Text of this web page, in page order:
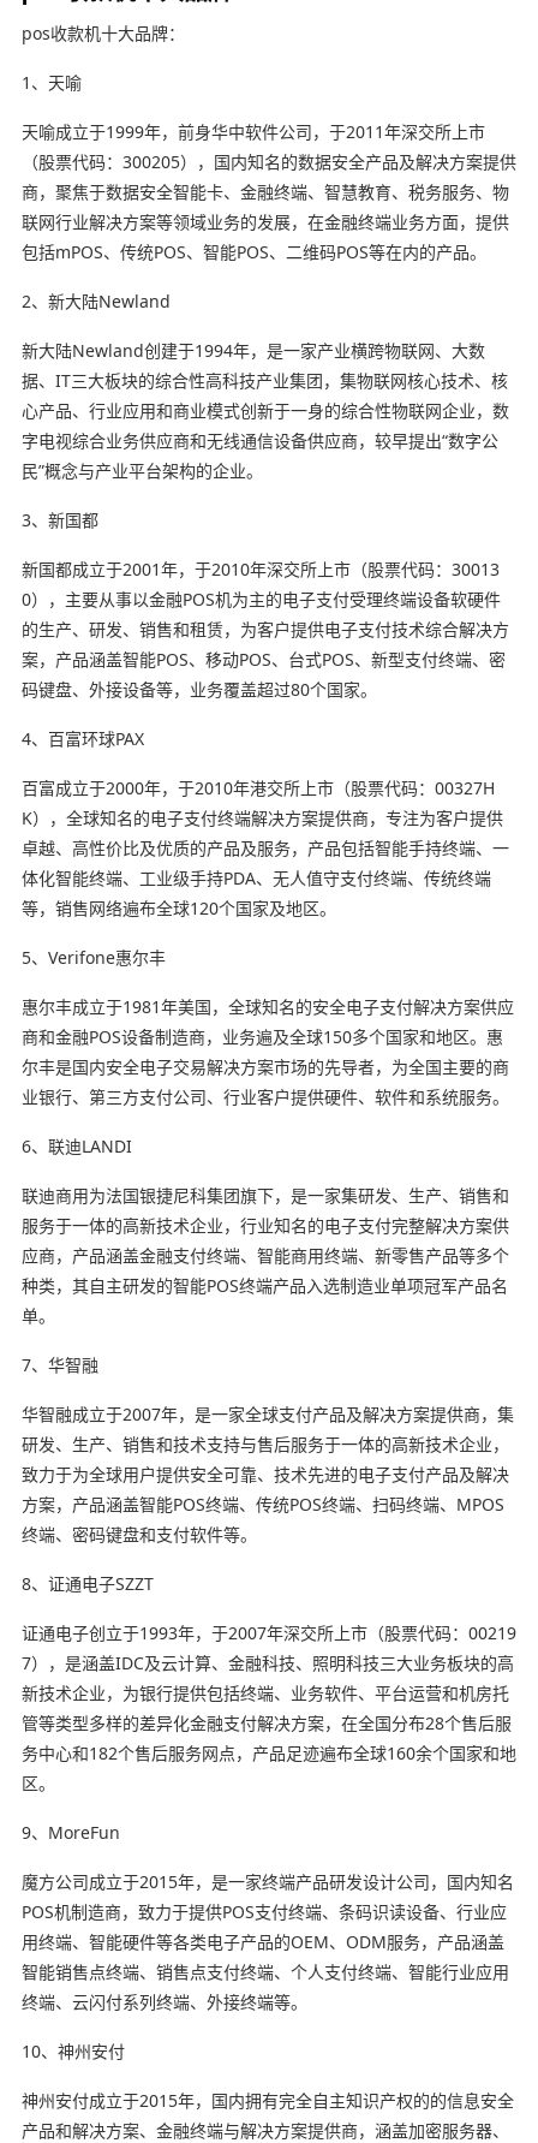
pos收款机十大品牌：
1、天喻
天喻成立于1999年，前身华中软件公司，于2011年深交所上市
（股票代码：300205），国内知名的数据安全产品及解决方案提供
商，聚焦于数据安全智能卡、金融终端、智慧教育、税务服务、物
联网行业解决方案等领域业务的发展，在金融终端业务方面，提供
包括mPOS、传统POS、智能POS、二维码POS等在内的产品。
2、新大陆Newland
新大陆Newland创建于1994年，是一家产业横跨物联网、大数
据、IT三大板块的综合性高科技产业集团，集物联网核心技术、核
心产品、行业应用和商业模式创新于一身的综合性物联网企业，数
字电视综合业务供应商和无线通信设备供应商，较早提出“数字公
民”概念与产业平台架构的企业。
3、新国都
新国都成立于2001年，于2010年深交所上市（股票代码：30013
0），主要从事以金融POS机为主的电子支付受理终端设备软硬件
的生产、研发、销售和租赁，为客户提供电子支付技术综合解决方
案，产品涵盖智能POS、移动POS、台式POS、新型支付终端、密
码键盘、外接设备等，业务覆盖超过80个国家。
4、百富环球PAX
百富成立于2000年，于2010年港交所上市（股票代码：00327H
K），全球知名的电子支付终端解决方案提供商，专注为客户提供
卓越、高性价比及优质的产品及服务，产品包括智能手持终端、一
体化智能终端、工业级手持PDA、无人值守支付终端、传统终端
等，销售网络遍布全球120个国家及地区。
5、Verifone惠尔丰
惠尔丰成立于1981年美国，全球知名的安全电子支付解决方案供应
商和金融POS设备制造商，业务遍及全球150多个国家和地区。惠
尔丰是国内安全电子交易解决方案市场的先导者，为全国主要的商
业银行、第三方支付公司、行业客户提供硬件、软件和系统服务。
6、联迪LANDI
联迪商用为法国银捷尼科集团旗下，是一家集研发、生产、销售和
服务于一体的高新技术企业，行业知名的电子支付完整解决方案供
应商，产品涵盖金融支付终端、智能商用终端、新零售产品等多个
种类，其自主研发的智能POS终端产品入选制造业单项冠军产品名
单。
7、华智融
华智融成立于2007年，是一家全球支付产品及解决方案提供商，集
研发、生产、销售和技术支持与售后服务于一体的高新技术企业，
致力于为全球用户提供安全可靠、技术先进的电子支付产品及解决
方案，产品涵盖智能POS终端、传统POS终端、扫码终端、MPOS
终端、密码键盘和支付软件等。
8、证通电子SZZT
证通电子创立于1993年，于2007年深交所上市（股票代码：00219
7），是涵盖IDC及云计算、金融科技、照明科技三大业务板块的高
新技术企业，为银行提供包括终端、业务软件、平台运营和机房托
管等类型多样的差异化金融支付解决方案，在全国分布28个售后服
务中心和182个售后服务网点，产品足迹遍布全球160余个国家和地
区。
9、MoreFun
魔方公司成立于2015年，是一家终端产品研发设计公司，国内知名
POS机制造商，致力于提供POS支付终端、条码识读设备、行业应
用终端、智能硬件等各类电子产品的OEM、ODM服务，产品涵盖
智能销售点终端、销售点支付终端、个人支付终端、智能行业应用
终端、云闪付系列终端、外接终端等。
10、神州安付
神州安付成立于2015年，国内拥有完全自主知识产权的的信息安全
产品和解决方案、金融终端与解决方案提供商，涵盖加密服务器、